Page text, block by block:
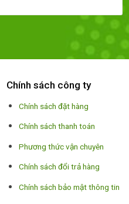
Chính sách công ty
Chính sách đặt hàng
Chính sách thanh toán
Phương thức vận chuyên
Chính sách đổi trả hàng
Chính sách bảo mật thông tin